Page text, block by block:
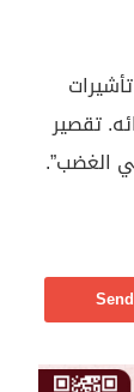
تقصير
الغضب”.
Send